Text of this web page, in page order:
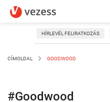
HÍRLEVÉL FELIRATKOZÁS
CÍMOLDAL GOODWOOD
#Goodwood